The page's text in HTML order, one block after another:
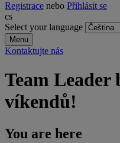
Registrace nebo Přihlásit se
cs
Select your language
Menu
Kontaktujte nás
Team Leader
víkendů!
You are here